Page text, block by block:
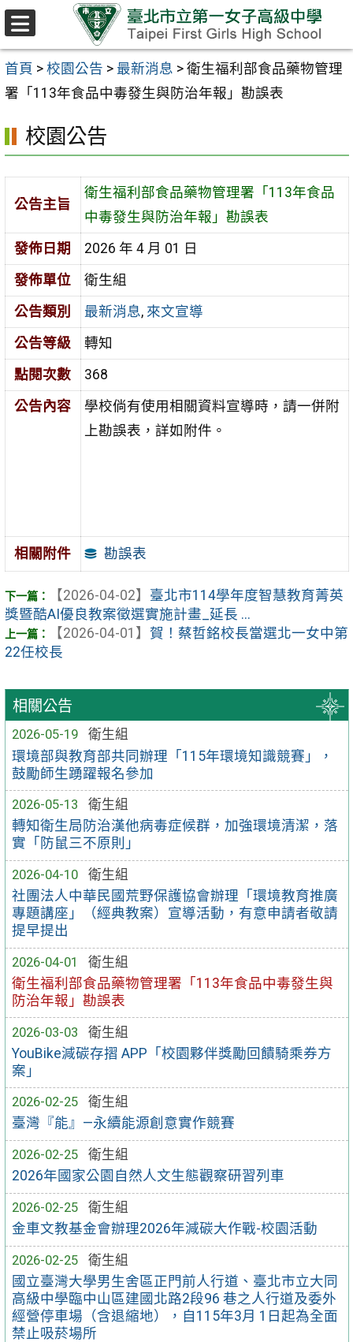
跳至主要內容區
首頁 > 校園公告 > 最新消息 > 衛生福利部食品藥物管理
署「113年食品中毒發生與防治年報」勘誤表
相關公告
2026-05-19
衛生組
環境部與教育部共同辦理「115年環境知識競賽」，
鼓勵師生踴躍報名參加
2026-05-13
衛生組
轉知衛生局防治漢他病毒症候群，加強環境清潔，落
實「防鼠三不原則」
2026-04-10
衛生組
社團法人中華民國荒野保護協會辦理「環境教育推廣
專題講座」（經典教案）宣導活動，有意申請者敬請
提早提出
2026-04-01
衛生組
衛生福利部食品藥物管理署「113年食品中毒發生與
防治年報」勘誤表
2026-03-03
衛生組
YouBike減碳存摺 APP「校園夥伴獎勵回饋騎乘券方
案」
2026-02-25
衛生組
臺灣『能』—永續能源創意實作競賽
2026-02-25
衛生組
2026年國家公園自然人文生態觀察研習列車
2026-02-25
衛生組
金車文教基金會辦理2026年減碳大作戰-校園活動
2026-02-25
衛生組
國立臺灣大學男生舍區正門前人行道、臺北市立大同
高級中學臨中山區建國北路2段96 巷之人行道及委外
經營停車場（含退縮地），自115年3月 1日起為全面
禁止吸菸場所
校園公告
公告主旨
衛生福利部食品藥物管理署「113年食品
中毒發生與防治年報」勘誤表
發佈日期
2026 年 4 月 01 日
發佈單位
衛生組
公告類別
最新消息, 來文宣導
公告等級
轉知
點閱次數
368
公告內容
學校倘有使用相關資料宣導時，請一併附
上勘誤表，詳如附件。
相關附件 勘誤表
【2026-04-02】 臺北市114學年度智慧教育菁英
獎暨酷AI優良教案徵選實施計畫_延長 ...
【2026-04-01】 賀！蔡哲銘校長當選北一女中第
22任校長
選
單